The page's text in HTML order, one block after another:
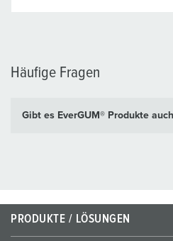
Häufige Fragen
Gibt es EverGUM® Produkte
PRODUKTE / LÖSUNGEN